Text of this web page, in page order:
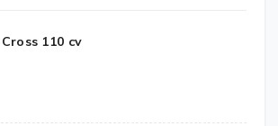
110 cv